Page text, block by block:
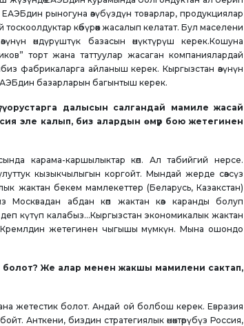
рыногуна өзүбүздүн товарлар, продукциялар
көбүрөөк жасалып келатат. Бул маселени
өндүрүштүк базасын өнүктүрүш керек.Кошуна
торт жана таттуулар жасаган компаниялардай
фабрикаларга айланыш керек. Кыргызстан өзүнүн
базарларын багынтыш керек.
орустарга далысын салгандай мамиле жасай
эле калып, биз алардын өмүр бою жетегинен
карама-каршылыктар көп. Ал табийгий нерсе.
кызыкчылыгын коргойт. Мындай жерде сөзсүз
жактан бекем мамлекеттер (Беларусь, Казакстан)
Москвадан абдан көп жактан көз каранды болуп
күтүп калабыз...Кыргызстан экономикалык жактан
Кремлдин жетегинен чыгышы мүмкүн. Мына ошондо
болот? Же алар менен жакшы мамилени сактап,
жетестик болот. Андай ой болбош керек. Евразия
Анткени, биздин стратегиялык өнөктөрүбүз Россия,